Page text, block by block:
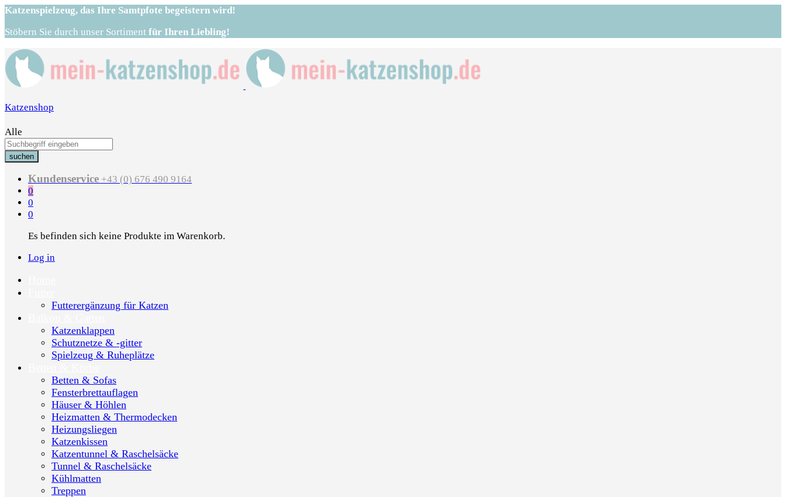
Katzenspielzeug, das Ihre Samtpfote begeistern wird!
Stöbern Sie durch unser Sortiment für Ihren Liebling!
Katzenshop
Alle
suchen
Kundenservice +43 (0) 676 490 9164
0
0
0
Es befinden sich keine Produkte im Warenkorb.
Log in
Futterergänzung für Katzen
Katzenklappen
Schutznetze & -gitter
Spielzeug & Ruheplätze
Betten & Sofas
Fensterbrettauflagen
Häuser & Höhlen
Heizmatten & Thermodecken
Heizungsliegen
Katzenkissen
Katzentunnel & Raschelsäcke
Tunnel & Raschelsäcke
Kühlmatten
Treppen